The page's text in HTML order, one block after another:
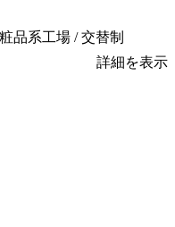
品系工場 / 交替制
詳細を表示